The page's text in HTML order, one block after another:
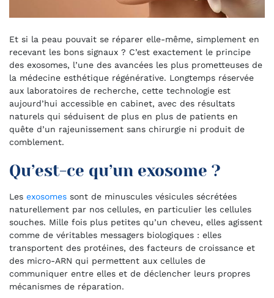
Et si la peau pouvait se réparer elle-même, simplement en
recevant les bons signaux ? C’est exactement le principe
des exosomes, l’une des avancées les plus prometteuses de
la médecine esthétique régénérative. Longtemps réservée
aux laboratoires de recherche, cette technologie est
aujourd’hui accessible en cabinet, avec des résultats
naturels qui séduisent de plus en plus de patients en
quête d’un rajeunissement sans chirurgie ni produit de
comblement.
Qu’est-ce qu’un exosome ?
Les exosomes sont de minuscules vésicules sécrétées
naturellement par nos cellules, en particulier les cellules
souches. Mille fois plus petites qu’un cheveu, elles agissent
comme de véritables messagers biologiques : elles
transportent des protéines, des facteurs de croissance et
des micro-ARN qui permettent aux cellules de
communiquer entre elles et de déclencher leurs propres
mécanismes de réparation.